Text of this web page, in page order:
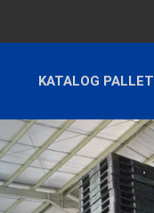
KATALOG PALLET